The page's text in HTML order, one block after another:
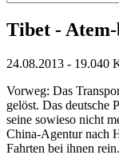
Tibet -
24.08.2013 - 19.040
Vorweg: Das
gelöst. Das deutsche
seine sowieso nicht
China-Agentur nach
Fahrten bei ihnen rein.